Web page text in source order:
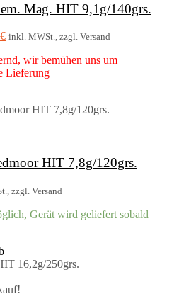
Mag. HIT 9,1g/140grs.
€Aktueller
ist:
125,00 €.
inkl. MWSt., zzgl. Versand
wir bemühen uns um
Lieferung
HIT 7,8g/120grs.
zzgl. Versand
Gerät wird geliefert sobald